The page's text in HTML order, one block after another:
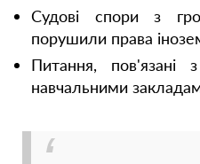
Судові спори з
порушили права
Питання, пов'язані
навчальними